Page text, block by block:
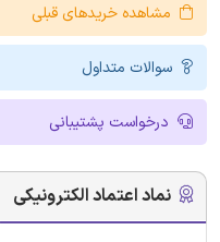
مشاهده خریدهای قبلی
سوالات متداول
درخواست پشتیبانی
نماد اعتماد الکترونیکی